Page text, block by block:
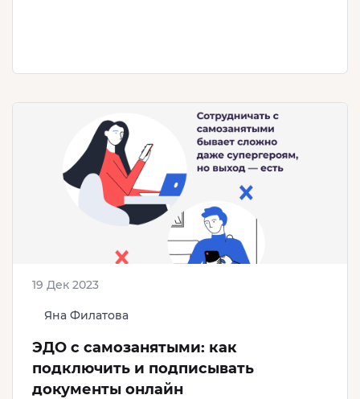
Яна Филатова
19 Дек 2023
ЭДО с самозанятыми: как
подключить и подписывать
документы онлайн